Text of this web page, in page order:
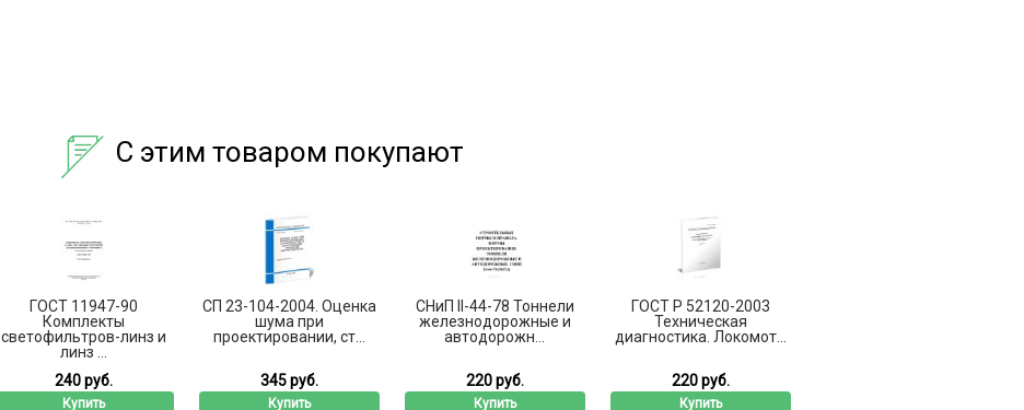
С этим товаром покупают
ГОСТ 11947-90
Комплекты
светофильтров-линз и
линз ...
240 руб.
Купить
СП 23-104-2004. Оценка
шума при
проектировании, ст...
345 руб.
Купить
СНиП II-44-78 Тоннели
железнодорожные и
автодорожн...
220 руб.
Купить
ГОСТ Р 52120-2003
Техническая
диагностика. Локомот...
220 руб.
Купить